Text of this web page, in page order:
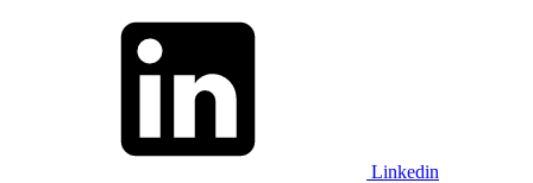
Linkedin